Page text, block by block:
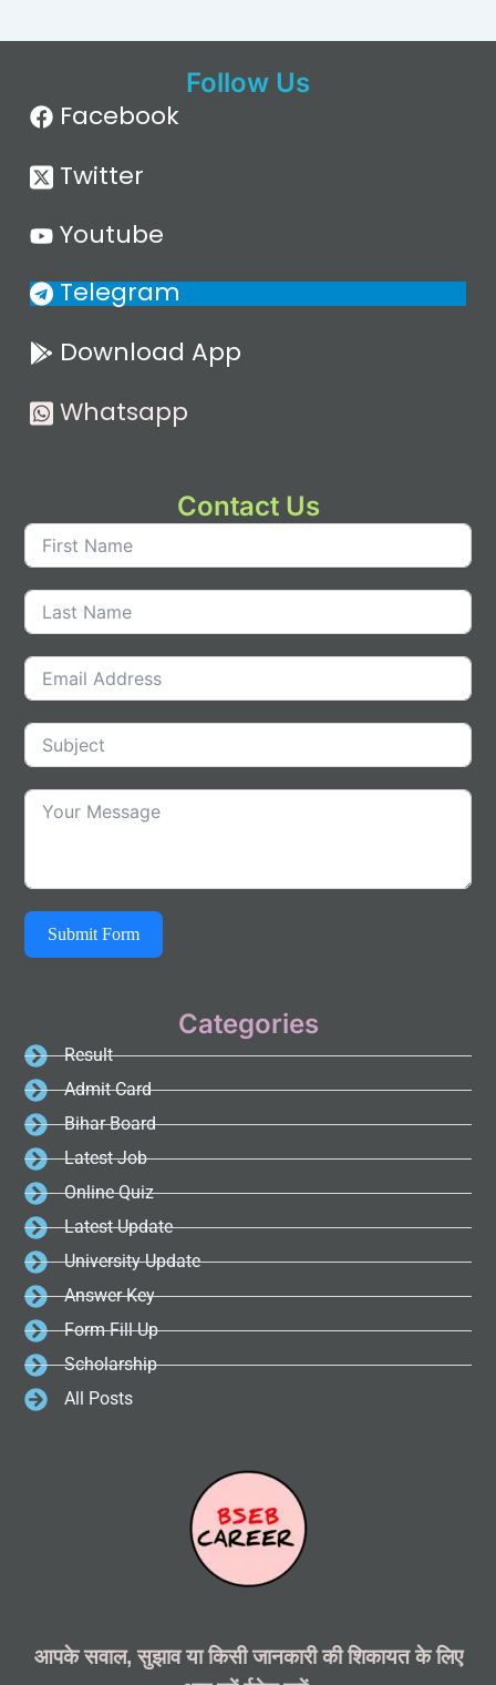
Follow Us
Facebook
Twitter
Youtube
Telegram
Download App
Whatsapp
Contact Us
Submit Form
Categories
Result
Admit Card
Bihar Board
Latest Job
Online Quiz
Latest Update
University Update
Answer Key
Form Fill Up
Scholarship
All Posts
आपके सवाल, सुझाव या किसी जानकारी की शिकायत के लिए